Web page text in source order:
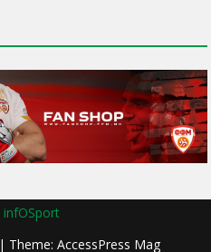
infOSport
| Theme: AccessPress Mag